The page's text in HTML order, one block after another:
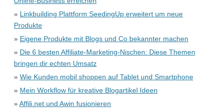
» Linkbuilding Plattform SeedingUp erweitert um neue
Produkte
» Eigene Produkte mit Blogs und Co bekannter machen
» Die 6 besten Affiliate-Marketing-Nischen: Diese Themen
bringen dir echten Umsatz
» Wie Kunden mobil shoppen auf Tablet und Smartphone
» Mein Workflow für kreative Blogartikel Ideen
»Affili.net und Awin fusionieren